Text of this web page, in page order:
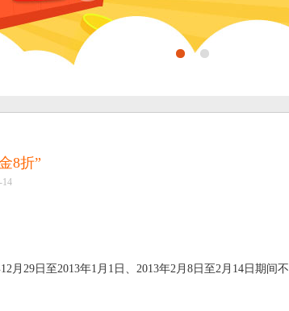
8折”
14
月29日至2013年1月1日、2013年2月8日至2月14日期间